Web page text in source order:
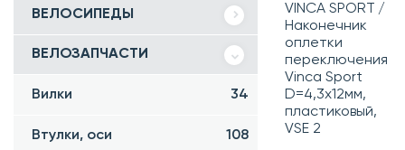
ВЕЛОСИПЕДЫ
ВЕЛОЗАПЧАСТИ
Вилки 34
Втулки, оси 108
VINCA SPORT
Наконечник
оплетки
переключения
Vinca Sport
D=4,3х12мм,
пластиковый,
VSE 2